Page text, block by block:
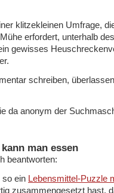
klitzekleinen Umfrage,
erfordert, unterhalb des
gewisses
schreiben,
da anonym der
man essen
beantworten:
so ein Lebensmittel-Puzzle
zusammengesetzt hast,